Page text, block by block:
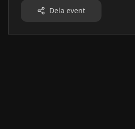
Dela event